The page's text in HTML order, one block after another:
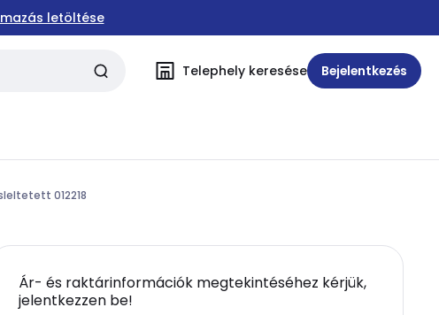
letöltése
Telephely keresése Bejelentkezés
012218
Ár- és raktárinformációk megtekintéséhez kérjük,
jelentkezzen be!